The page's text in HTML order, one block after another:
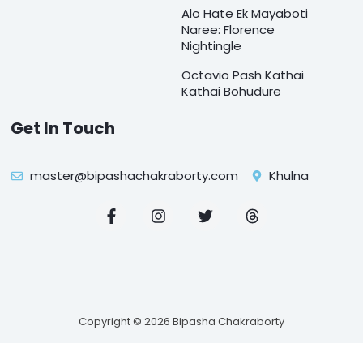
Alo Hate Ek Mayaboti
Naree: Florence
Nightingle
Octavio Pash Kathai
Kathai Bohudure
Get In Touch
master@bipashachakraborty.com Khulna
F
a
k
-
I
n
a
m
T
w
T
h
Copyright © 2026 Bipasha Chakraborty